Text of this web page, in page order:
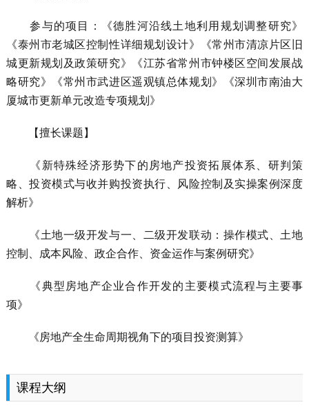
参与的项目：《德胜河沿线土地利用规划调整研究》
《泰州市老城区控制性详细规划设计》《常州市清凉片区旧
城更新规划及政策研究》《江苏省常州市钟楼区空间发展战
略研究》《常州市武进区遥观镇总体规划》《深圳市南油大
厦城市更新单元改造专项规划》
【擅长课题】
《新特殊经济形势下的房地产投资拓展体系、研判策
略、投资模式与收并购投资执行、风险控制及实操案例深度
解析》
《土地一级开发与一、二级开发联动：操作模式、土地
控制、成本风险、政企合作、资金运作与案例研究》
《典型房地产企业合作开发的主要模式流程与主要事
项》
《房地产全生命周期视角下的项目投资测算》
课程大纲